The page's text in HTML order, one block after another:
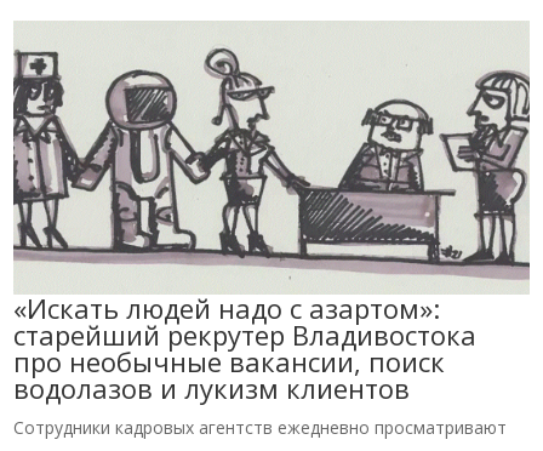
«Искать людей надо с азартом»:
старейший рекрутер Владивостока
про необычные вакансии, поиск
водолазов и лукизм клиентов
Сотрудники кадровых агентств ежедневно просматривают